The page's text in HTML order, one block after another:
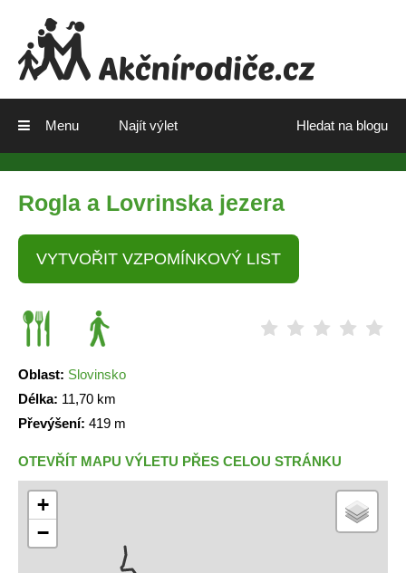
Hledat na blogu
Menu Najít výlet
Rogla a Lovrinska jezera
VYTVOŘIT VZPOMÍNKOVÝ LIST
Oblast: Slovinsko
Délka: 11,70 km
Převýšení: 419 m
OTEVŘÍT MAPU VÝLETU PŘES CELOU STRÁNKU
+
−